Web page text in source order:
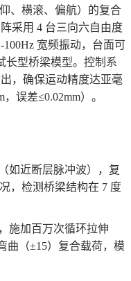
、横滚、偏航）的复合
采用 4 台三向六自由度
宽频振动，台面可
长型桥梁模型。控制系
，确保运动精度达亚毫
误差≤0.02mm）。
如近断层脉冲波），复
，检测桥梁结构在 7 度
施加百万次循环拉伸
曲（±15）复合载荷，模